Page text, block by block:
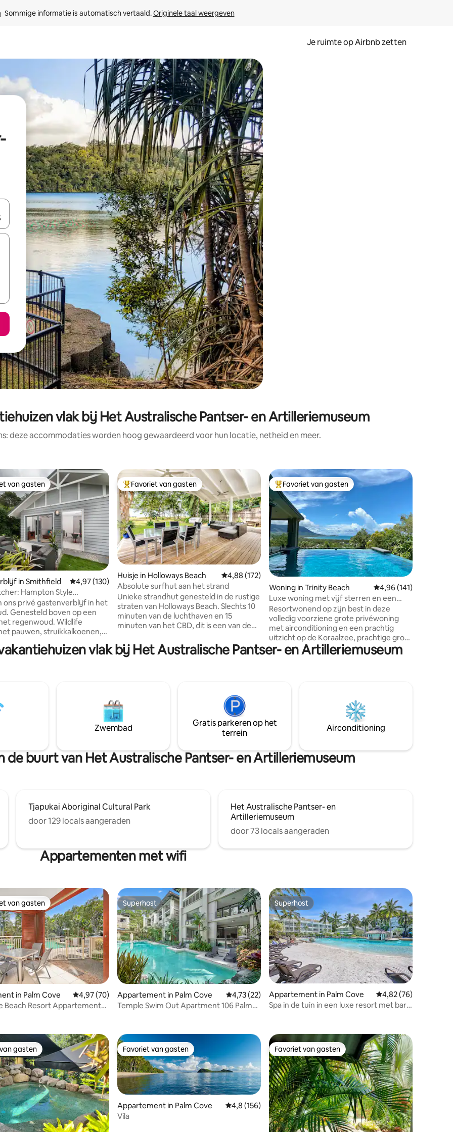
Sommige informatie is automatisch vertaald. Originele taal weergeven
Je ruimte op Airbnb zetten
keuze met je de pijltjestoetsen omhoog en omlaag, óf door te tikken of swipen.
vlak bij Het Australische Pantser- en Artilleriemuseum
deze accommodaties worden hoog gewaardeerd voor hun locatie, netheid en meer.
van 4,8 uit 5, 111 recensies
van gasten
van gasten
in Smithfield Gemiddelde beoordeling van 4,97 uit 5, 130 recensies
4,97 (130)
Style
Guesthouse
ons privé gastenverblijf in het
Genesteld boven op een
regenwoud. Wildlife
pauwen, struikkalkoenen,
volledig privé
Zie regels. 20
naar het CBD en de
Dicht bij noordelijke
Topfavoriet van gasten
Favoriet van gasten
Huisje in Holloways Beach Gemiddelde beoordeling van 4,88 uit 5, 172 recensies
4,88 (172)
Absolute surfhut aan het strand
Unieke strandhut genesteld in de rustige
straten van Holloways Beach. Slechts 10
minuten van de luchthaven en 15
minuten van het CBD, dit is een van de
in Cairns en biedt een plek om te
ontsnappen. De gezellige open
maar van het dek af te stappen. Hier kun
je genieten van een kopje thee of een
rustig drankje met uitzicht op zee. Ervaar
in slaap vallen terwijl je naar de golven
luistert.
Topfavoriet van gasten
Favoriet van gasten
Woning in Trinity Beach Gemiddelde
4,96 (141)
Luxe woning met vijf sterren en een
prachtig zwembad ⭐️⭐️⭐️⭐️⭐️
Resortwonend op zijn best in deze
volledig voorziene grote privéwoning
met airconditioning en een prachtig
uitzicht op de Koraalzee, prachtige grote
ruimtes en een absoluut prachtig
zwembad. Haal het meeste uit je
kan het zonder kosten worden verlengd
tot 18.00 uur. Stuur de verhuurder een
bericht als je de beschikbaarheid van laat
uitchecken voorafgaand aan de
vlak bij Het Australische Pantser- en Artilleriemuseum
Zwembad
Gratis parkeren op het
terrein
Airconditioning
de buurt van Het Australische Pantser- en Artilleriemuseum
Tjapukai Aboriginal Cultural Park
door 129 locals aangeraden
Het Australische Pantser- en
Artilleriemuseum
door 73 locals aangeraden
Appartementen met wifi
van 4,95 uit 5, 20 recensies
van gasten
van gasten
in Palm Cove Gemiddelde beoordeling van 4,97 uit 5, 70 recensies
4,97 (70)
Beach Resort Appartement
Superhost
Superhost
Appartement in Palm Cove Gemiddelde beoordeling van 4,73 uit 5, 22 recensies
4,73 (22)
Temple Swim Out Apartment 106 Palm
Superhost
Superhost
Appartement in Palm Cove Gemiddelde
4,82 (76)
Spa in de tuin in een luxe resort met bar
gasten
gasten Favoriet van gasten
Favoriet van gasten
Appartement in Palm Cove Gemiddelde beoordeling van 4,8 uit 5, 156 recensies
4,8 (156)
Vila
Favoriet van gasten
Favoriet van gasten